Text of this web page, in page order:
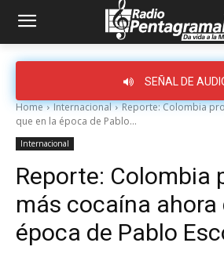
SEÑAL DE
Home Internacional
Reporte: Colombia
que en la época de Pablo...
Internacional
Reporte: Colombia
más cocaína ahora
época de Pablo